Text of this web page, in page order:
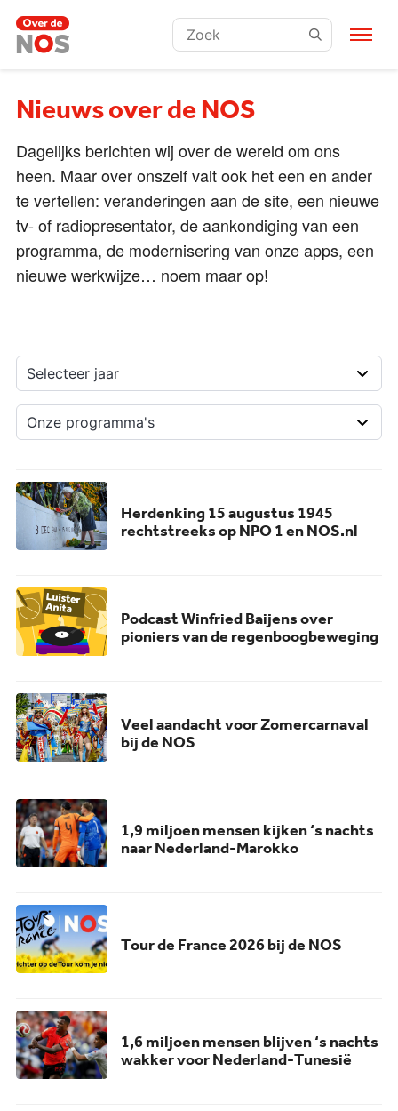
Zoeken:
Nieuws over de NOS
Dagelijks berichten wij over de wereld om ons
heen. Maar over onszelf valt ook het een en ander
te vertellen: veranderingen aan de site, een nieuwe
tv- of radiopresentator, de aankondiging van een
programma, de modernisering van onze apps, een
nieuwe werkwijze… noem maar op!
Herdenking 15 augustus 1945
rechtstreeks op NPO 1 en NOS.nl
Podcast Winfried Baijens over
pioniers van de regenboogbeweging
Veel aandacht voor Zomercarnaval
bij de NOS
1,9 miljoen mensen kijken ‘s nachts
naar Nederland-Marokko
Tour de France 2026 bij de NOS
1,6 miljoen mensen blijven ‘s nachts
wakker voor Nederland-Tunesië